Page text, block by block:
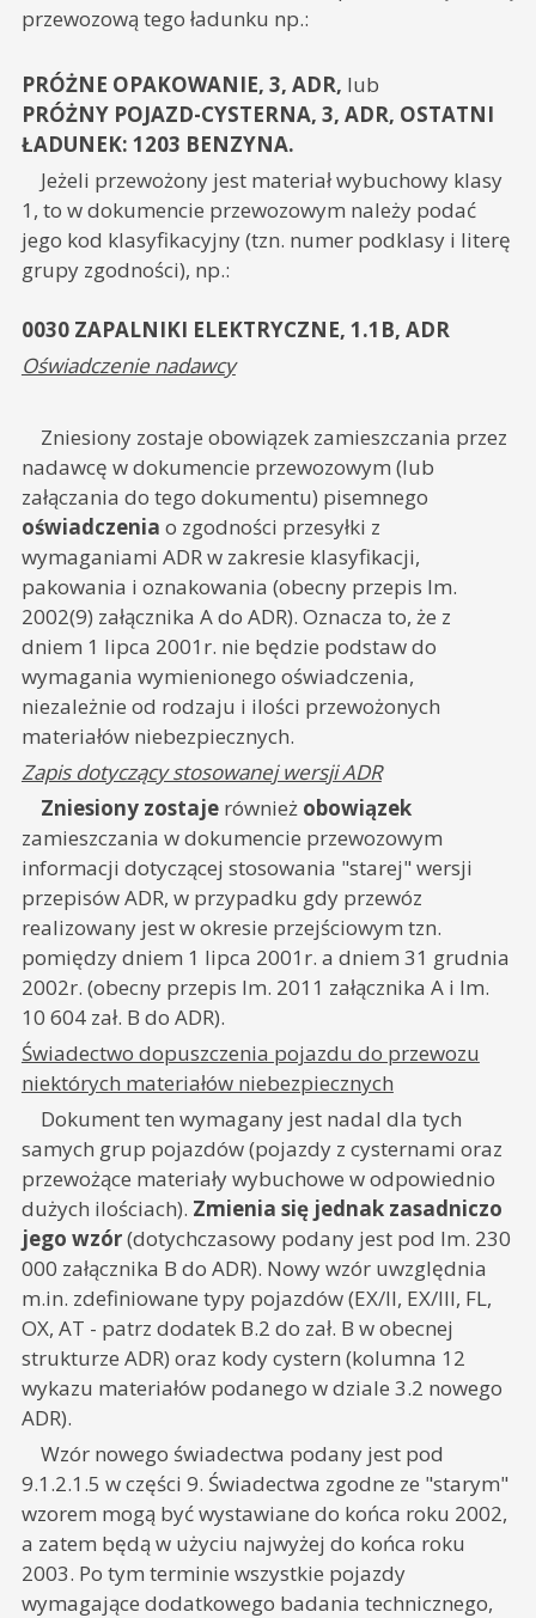
przewozową tego ładunku np.:
PRÓŻNE OPAKOWANIE, 3, ADR, lub
PRÓŻNY POJAZD-CYSTERNA, 3, ADR, OSTATNI
ŁADUNEK: 1203 BENZYNA.
Jeżeli przewożony jest materiał wybuchowy klasy
1, to w dokumencie przewozowym należy podać
jego kod klasyfikacyjny (tzn. numer podklasy i literę
grupy zgodności), np.:
0030 ZAPALNIKI ELEKTRYCZNE, 1.1B, ADR
Oświadczenie nadawcy
Zniesiony zostaje obowiązek zamieszczania przez
nadawcę w dokumencie przewozowym (lub
załączania do tego dokumentu) pisemnego
oświadczenia o zgodności przesyłki z
wymaganiami ADR w zakresie klasyfikacji,
pakowania i oznakowania (obecny przepis lm.
2002(9) załącznika A do ADR). Oznacza to, że z
dniem 1 lipca 2001r. nie będzie podstaw do
wymagania wymienionego oświadczenia,
niezależnie od rodzaju i ilości przewożonych
materiałów niebezpiecznych.
Zapis dotyczący stosowanej wersji ADR
Zniesiony zostajerównież obowiązek
zamieszczania w dokumencie przewozowym
informacji dotyczącej stosowania "starej" wersji
przepisów ADR, w przypadku gdy przewóz
realizowany jest w okresie przejściowym tzn.
pomiędzy dniem 1 lipca 2001r. a dniem 31 grudnia
2002r. (obecny przepis lm. 2011 załącznika A i lm.
10 604 zał. B do ADR).
Świadectwo dopuszczenia pojazdu do przewozu
niektórych materiałów niebezpiecznych
Dokument ten wymagany jest nadal dla tych
samych grup pojazdów (pojazdy z cysternami oraz
przewożące materiały wybuchowe w odpowiednio
dużych ilościach). Zmienia się jednak zasadniczo
jego wzór(dotychczasowy podany jest pod lm. 230
000 załącznika B do ADR). Nowy wzór uwzględnia
m.in. zdefiniowane typy pojazdów (EX/II, EX/III, FL,
OX, AT - patrz dodatek B.2 do zał. B w obecnej
strukturze ADR) oraz kody cystern (kolumna 12
wykazu materiałów podanego w dziale 3.2 nowego
ADR).
Wzór nowego świadectwa podany jest pod
9.1.2.1.5 w części 9. Świadectwa zgodne ze "starym"
wzorem mogą być wystawiane do końca roku 2002,
a zatem będą w użyciu najwyżej do końca roku
2003. Po tym terminie wszystkie pojazdy
wymagające dodatkowego badania technicznego,